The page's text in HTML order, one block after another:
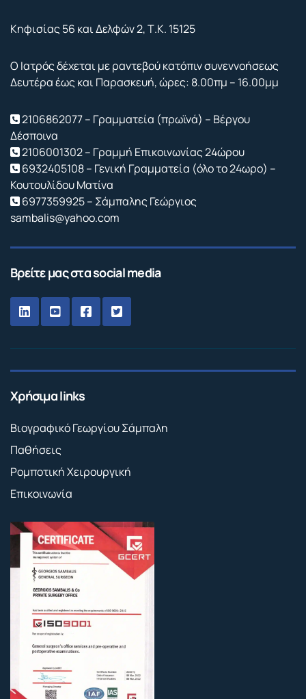
Κηφισίας 56 και Δελφών 2, Τ.Κ. 15125
Ο Ιατρός δέχεται με ραντεβού κατόπιν συνεννοήσεως
Δευτέρα έως και Παρασκευή, ώρες: 8.00πμ – 16.00μμ
2106862077 – Γραμματεία (πρωϊνά) – Βέργου
Δέσποινα
2106001302 – Γραμμή Επικοινωνίας 24ώρου
6932405108 – Γενική Γραμματεία (όλο το 24ωρο) –
Κουτουλίδου Ματίνα
6977359925 – Σάμπαλης Γεώργιος
sambalis@yahoo.com
Βρείτε μας στα social media
Χρήσιμα links
Βιογραφικό Γεωργίου Σάμπαλη
Παθήσεις
Ρομποτική Χειρουργική
Επικοινωνία